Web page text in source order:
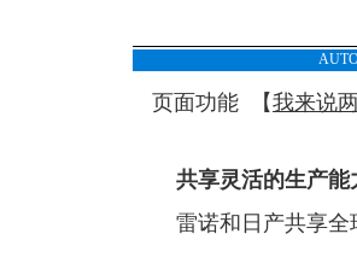
页面功能 【我来说
共享灵活的生产能
雷诺和日产共享全